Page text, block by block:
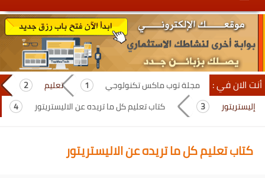
content
secondary
content
أنت الان في : مجلة توب ماكس تكنولوجي
تعليم
إليستريتور
كتاب تعليم كل ما تريده عن الاليستريتور
كتاب تعليم كل ما تريده عن الاليستريتور